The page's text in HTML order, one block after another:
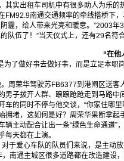
其实出租车司机中有很多助人为乐
FM92.9南通交通频率的牵线搭桥下
霾，给人带来光亮和暖意。”2003
队伍了！”当天仪式上，还有29名符
“在他
了做好事去做好事，而是立足本职
荣华驾驶苏FB6377到港闸区送客
男子拨开人群、踉踉跄跄走到马路
车的同时不停与他交谈，“你家住哪
拥堵，这如何是好？周荣华果断拿
辆主动配合让出一条“绿色生命通道
每天都在上演。
于爱心车队的队员们来说，是主动
南通主城区很多道路都在改造建设